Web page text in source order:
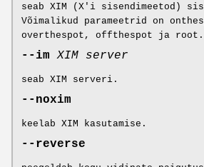
seab XIM (X'i sisendimeetod)
Võimalikud parameetrid on
overthespot, offthespot ja root.
--imXIM server
seab XIM serveri.
--noxim
keelab XIM kasutamise.
--reverse